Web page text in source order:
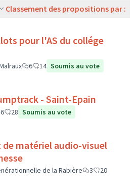
Classement des propositions par :
pour l'AS du collége
6 14 Soumis au vote
- Saint-Epain
6 28 Soumis au vote
de matériel audio-visuel
de la Rabière 3
20